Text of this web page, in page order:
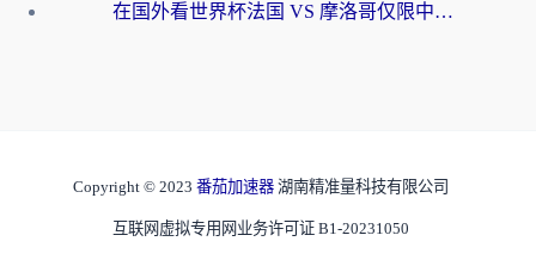
在国外看世界杯法国 VS 摩洛哥仅限中国大陆？海外党这样看中文解说赛事不卡顿
Copyright © 2023 番茄加速器 湖南精准量科技有限公司
互联网虚拟专用网业务许可证 B1-20231050